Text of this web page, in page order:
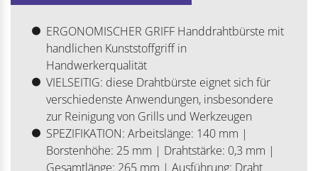
ERGONOMISCHER GRIFF Handdrahtbürste mit
handlichen Kunststoffgriff in
Handwerkerqualität
VIELSEITIG: diese Drahtbürste eignet sich für
verschiedenste Anwendungen, insbesondere
zur Reinigung von Grills und Werkzeugen
SPEZIFIKATION: Arbeitslänge: 140 mm |
Borstenhöhe: 25 mm | Drahtstärke: 0,3 mm |
Gesamtlänge: 265 mm | Ausführung: Draht